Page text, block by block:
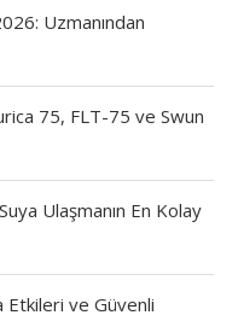
Uzmanından
75, FLT-75 ve Swun
Ulaşmanın En Kolay
Etkileri ve Güvenli